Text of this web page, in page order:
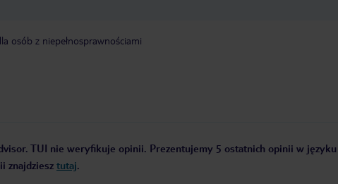
osób z niepełnosprawnościami
TUI nie weryfikuje opinii. Prezentujemy 5 ostatnich opinii w języku
znajdziesz tutaj.